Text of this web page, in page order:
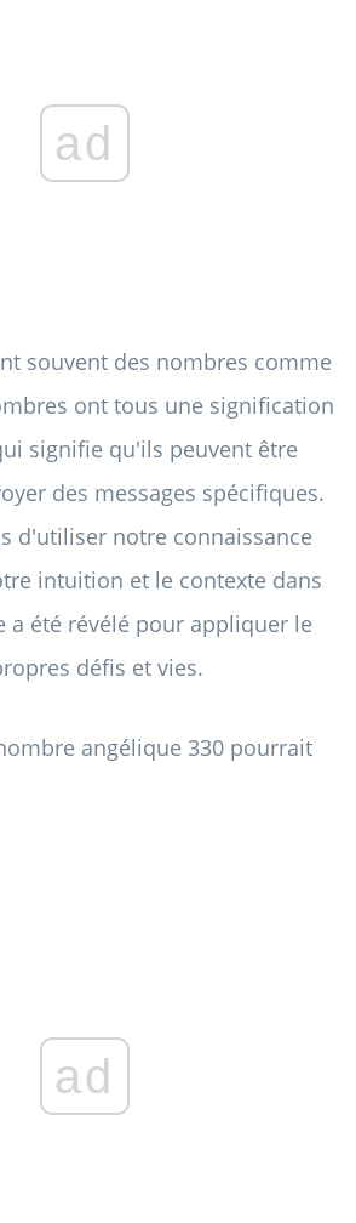
ad
souvent des nombres comme
ont tous une signification
signifie qu'ils peuvent être
des messages spécifiques.
d'utiliser notre connaissance
intuition et le contexte dans
a été révélé pour appliquer le
défis et vies.
angélique 330 pourrait
ad